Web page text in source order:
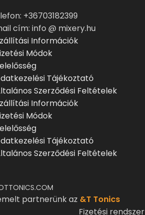
+36703182399
cím: info @ mixery.hu
Információk
Módok
Tájékoztató
Szerződési Feltételek
Információk
Módok
Tájékoztató
Szerződési Feltételek
partnerünk az &T Tonics
Fizetési rendszer